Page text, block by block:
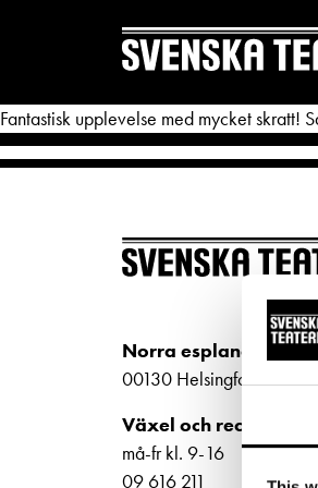
REPERTOAR &
Kalender
Biljetter
Fantastisk upplevelse med mycket skratt!
Norra esplanaden 2
00130 Helsingfors
Växel och reception
må-fr kl. 9-16
09 616 211